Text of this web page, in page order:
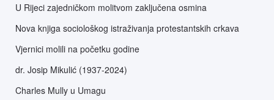
U Rijeci zajedničkom molitvom zaključena osmina
Nova knjiga sociološkog istraživanja protestantskih crkava
Vjernici molili na početku godine
dr. Josip Mikulić (1937-2024)
Charles Mully u Umagu